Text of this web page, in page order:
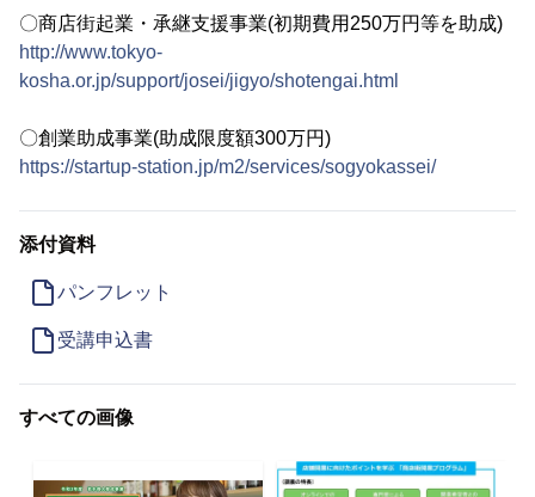
〇商店街起業・承継支援事業(初期費用250万円等を助成)
http://www.tokyo-
kosha.or.jp/support/josei/jigyo/shotengai.html
〇創業助成事業(助成限度額300万円)
https://startup-station.jp/m2/services/sogyokassei/
添付資料
パンフレット
受講申込書
すべての画像